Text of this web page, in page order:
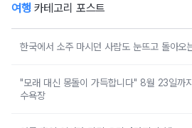
여행 카테고리 포스트
한국에서 소주 마시던 사람도 눈뜨고 돌아오
"모래 대신 몽돌이 가득합니다" 8월 23일까
수욕장